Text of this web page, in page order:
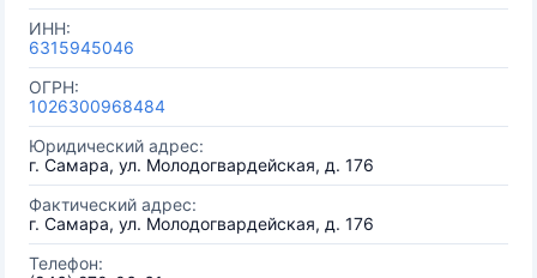
ИНН:
6315945046
ОГРН:
1026300968484
Юридический адрес:
г. Самара, ул. Молодогвардейская, д. 176
Фактический адрес:
г. Самара, ул. Молодогвардейская, д. 176
Телефон: